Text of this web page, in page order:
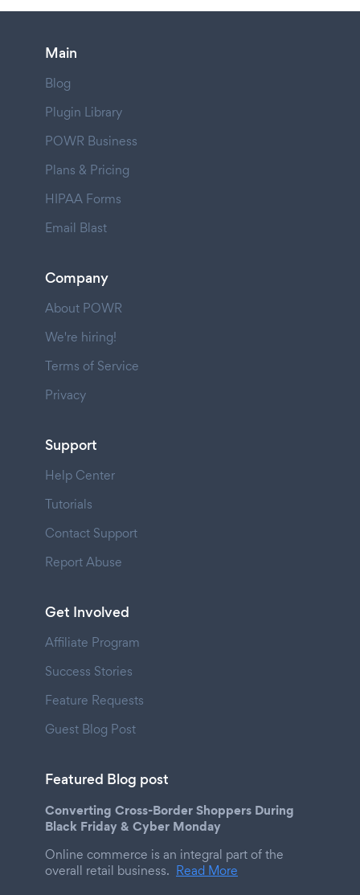
Main
Blog
Plugin Library
POWR Business
Plans & Pricing
HIPAA Forms
Email Blast
Company
About POWR
We're hiring!
Terms of Service
Privacy
Support
Help Center
Tutorials
Contact Support
Report Abuse
Get Involved
Affiliate Program
Success Stories
Feature Requests
Guest Blog Post
Featured Blog post
Converting Cross-Border Shoppers During
Black Friday & Cyber Monday
Online commerce is an integral part of the
overall retail business. Read More